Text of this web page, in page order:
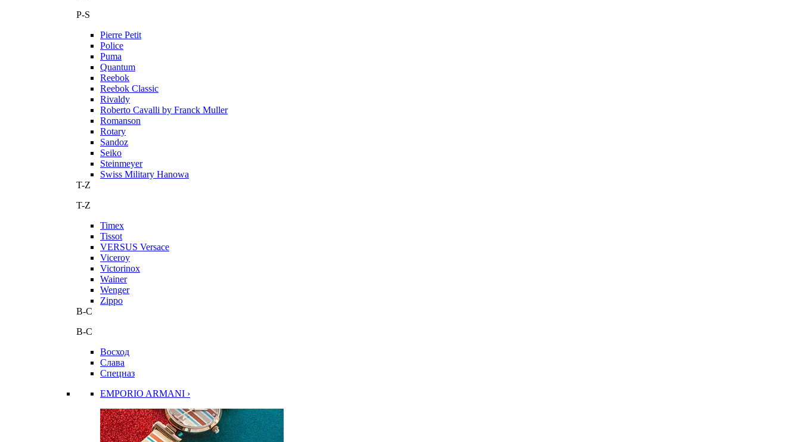
P-S
Pierre Petit
Police
Puma
Quantum
Reebok
Reebok Classic
Rivaldy
Roberto Cavalli by Franck Muller
Romanson
Rotary
Sandoz
Seiko
Steinmeyer
Swiss Military Hanowa
T-Z
T-Z
Timex
Tissot
VERSUS Versace
Viceroy
Victorinox
Wainer
Wenger
Zippo
В-С
В-С
Восход
Слава
Спецназ
EMPORIO ARMANI ›